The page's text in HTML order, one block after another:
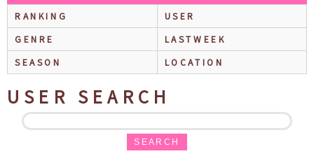
RANKING
USER
GENRE
LASTWEEK
SEASON
LOCATION
USER SEARCH
SEARCH